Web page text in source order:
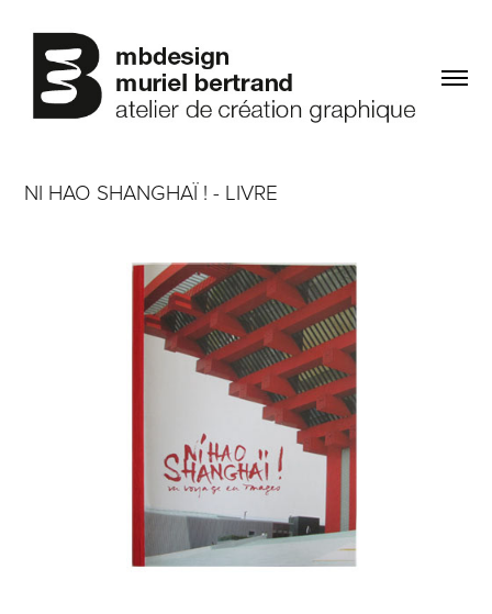
NI HAO SHANGHAÏ ! - LIVRE